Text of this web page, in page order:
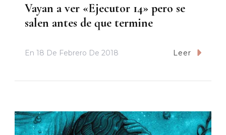
Vayan a ver «Ejecutor 14» pero se
salen antes de que termine
En 18 De Febrero De 2018 Leer